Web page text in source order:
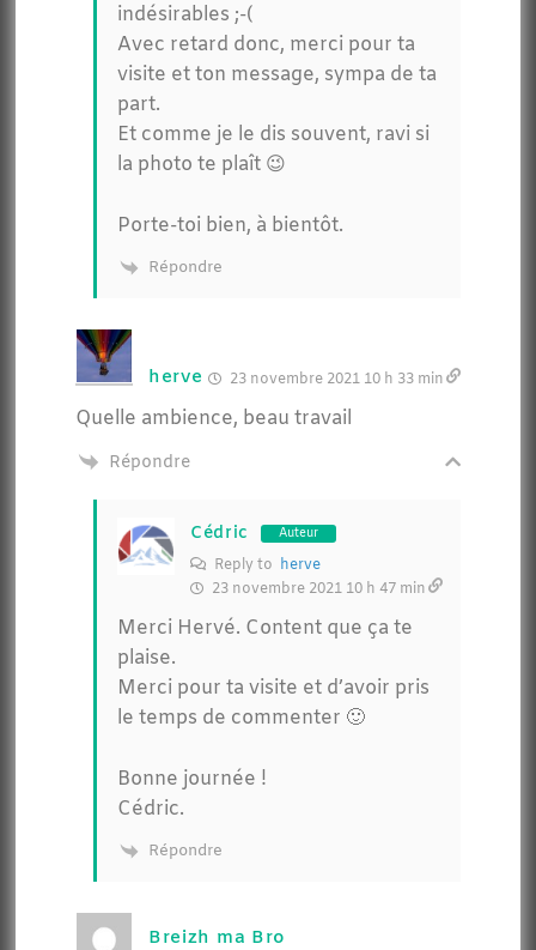
indésirables ;-(
Avec retard donc, merci pour ta
visite et ton message, sympa de ta
part.
Et comme je le dis souvent, ravi si
la photo te plaît 😉
Porte-toi bien, à bientôt.
Répondre
herve 23 novembre 2021 10 h 33 min
Quelle ambience, beau travail
Répondre
Cédric Auteur
Reply to herve
23 novembre 2021 10 h 47 min
Merci Hervé. Content que ça te
plaise.
Merci pour ta visite et d’avoir pris
le temps de commenter 🙂
Bonne journée !
Cédric.
Répondre
Breizh ma Bro